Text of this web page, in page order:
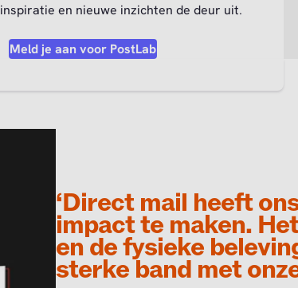
inspiratie en nieuwe inzichten de deur uit.
Meld je aan voor PostLab
‘Direct mail heeft
impact te maken.
en de fysieke
sterke band met